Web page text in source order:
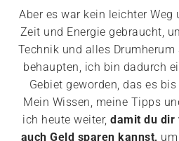
Aber es war kein leichter Weg
Zeit und Energie gebraucht,
Technik und alles
behaupten, ich bin dadurch
Gebiet geworden, das es
Mein Wissen, meine Tipps
ich heute weiter,damit du dir
auch Geld sparen kannst,